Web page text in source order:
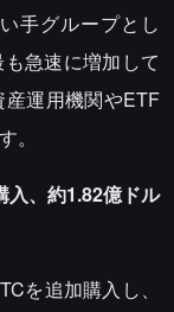
手グループとし
急速に増加して
運用機関やETF
。
、約1.82億ドル
を追加購入し、